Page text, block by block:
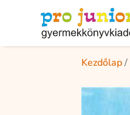
Kezdőlap/